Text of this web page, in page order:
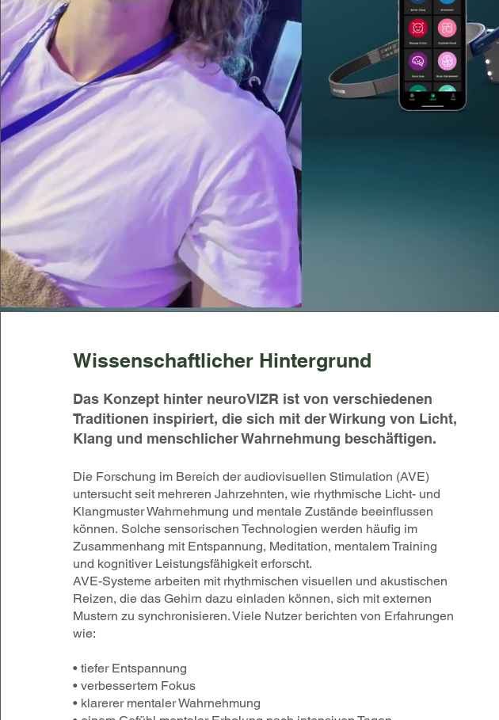
Wissenschaftlicher Hintergrund
Das Konzept hinter neuroVIZR ist von verschiedenen
Traditionen inspiriert, die sich mit der Wirkung von Licht,
Klang und menschlicher Wahrnehmung beschäftigen.
Die Forschung im Bereich der audiovisuellen Stimulation (AVE)
untersucht seit mehreren Jahrzehnten, wie rhythmische Licht- und
Klangmuster Wahrnehmung und mentale Zustände beeinflussen
können. Solche sensorischen Technologien werden häufig im
Zusammenhang mit Entspannung, Meditation, mentalem Training
und kognitiver Leistungsfähigkeit erforscht.
AVE-Systeme arbeiten mit rhythmischen visuellen und akustischen
Reizen, die das Gehirn dazu einladen können, sich mit externen
Mustern zu synchronisieren. Viele Nutzer berichten von Erfahrungen
wie:
• tiefer Entspannung
• verbessertem Fokus
• klarerer mentaler Wahrnehmung